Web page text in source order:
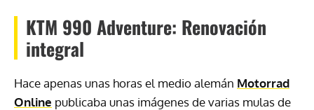
KTM 990 Adventure: Renovación
integral
Hace apenas unas horas el medio alemán Motorrad
Online publicaba unas imágenes de varias mulas de